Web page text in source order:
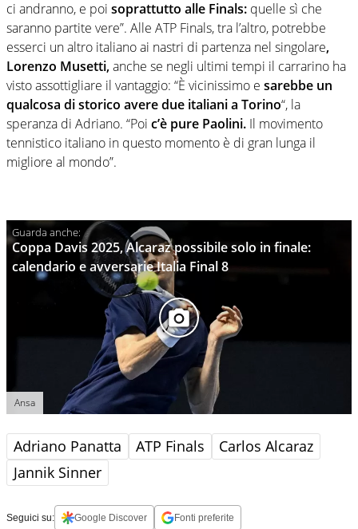
ci andranno, e poi soprattutto alle Finals: quelle sì che
saranno partite vere”. Alle ATP Finals, tra l’altro, potrebbe
esserci un altro italiano ai nastri di partenza nel singolare,
Lorenzo Musetti,anche se negli ultimi tempi il carrarino ha
visto assottigliare il vantaggio: “È vicinissimo e sarebbe un
qualcosa di storico avere due italiani a Torino“, la
speranza di Adriano. “Poi c’è pure Paolini. Il movimento
tennistico italiano in questo momento è di gran lunga il
migliore al mondo”.
Coppa Davis 2025, Alcaraz possibile solo in finale:
calendario e avversarie Italia Final 8
Ansa
Adriano Panatta ATP Finals
Carlos Alcaraz
Jannik Sinner
Seguici su: Google Discover Fonti preferite